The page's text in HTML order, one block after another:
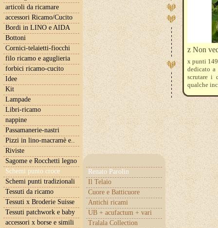
articoli da ricamare
accessori Ricamo/Cucito
Bordi in LINO e AIDA
Bottoni
Cornici-telaietti-fiocchi
filo ricamo e aguglieria
forbici ricamo-cucito
Idee
Kit
Lampade
Libri-ricamo
nappine
Passamanerie-nastri
Pizzi in lino-macramè e..
Riviste
Sagome e Rocchetti legno
Schemi punto croce
Renato Parolin
Il Telaio
Cuore e Batticuore
Antichi ricami
UB + acufactum + vari
Tralala Collection
Schemi punti tradizionali
Tessuti da ricamo
Tessuti x Broderie Suisse
Tessuti patchwork e baby
accessori x borse e simili
z Non
x punti
dedicato a
scrutare i
qualche
ricamare ,
da
in questo